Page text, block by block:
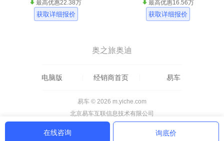
最高优惠22.38万
获取详细报价
最高优惠16.56万
获取详细报价
在线咨询 询底价
奥之旅奥迪
电脑版 经销商首页 易车
易车 © 2026 m.yiche.com
北京易车互联信息技术有限公司